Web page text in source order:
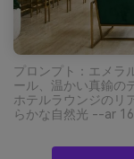
プロンプト：エメラ
ール、温かい真鍮の
ホテルラウンジのリ
らかな自然光 --ar